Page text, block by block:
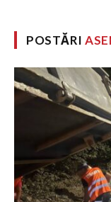
POSTĂRI